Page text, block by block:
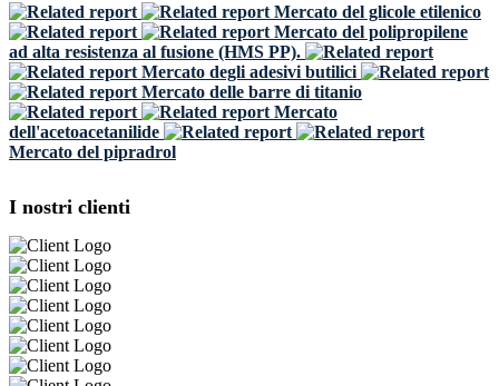
Mercato del glicole etilenico
Mercato del polipropilene
ad alta resistenza al fusione (HMS PP).
Mercato degli adesivi butilici
Mercato delle barre di titanio
Mercato
dell'acetoacetanilide
Mercato del pipradrol
I nostri clienti